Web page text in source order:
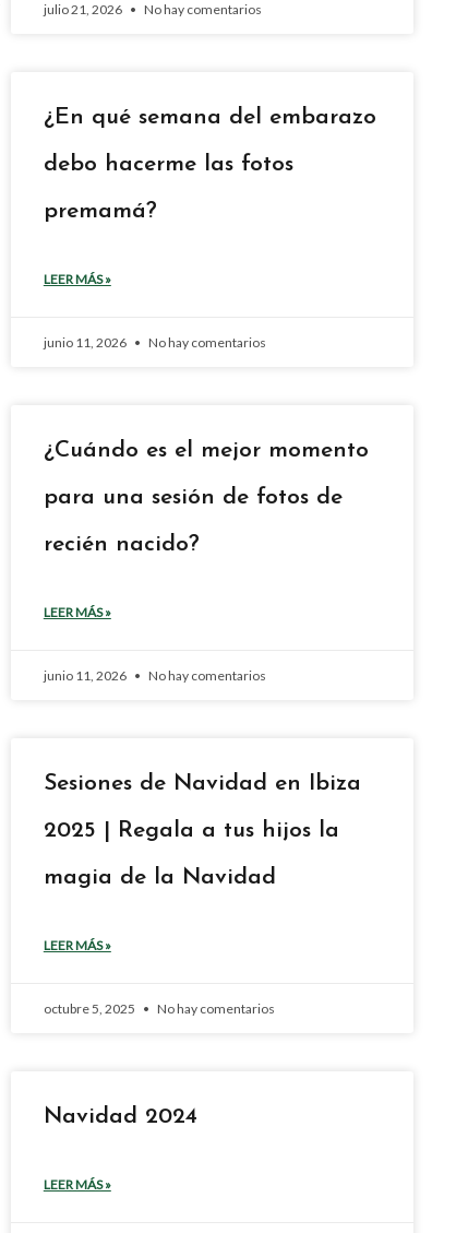
julio 21, 2026 No hay comentarios
¿En qué semana del embarazo
debo hacerme las fotos
premamá?
LEER MÁS »
junio 11, 2026 No hay comentarios
¿Cuándo es el mejor momento
para una sesión de fotos de
recién nacido?
LEER MÁS »
junio 11, 2026 No hay comentarios
Sesiones de Navidad en Ibiza
2025 | Regala a tus hijos la
magia de la Navidad
LEER MÁS »
octubre 5, 2025 No hay comentarios
Navidad 2024
LEER MÁS »